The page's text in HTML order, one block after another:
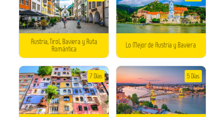
Austria, Tirol, Baviera y Ruta
Romántica
Lo Mejor de Austria y Baviera
7 Días 5 Días